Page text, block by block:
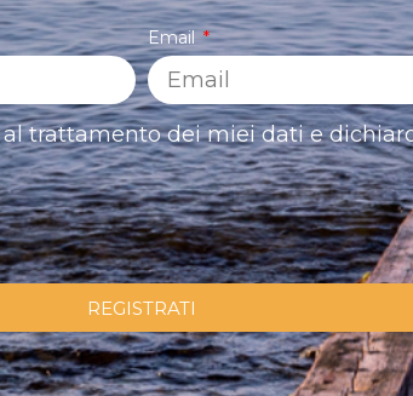
Email
trattamento dei miei dati e
REGISTRATI